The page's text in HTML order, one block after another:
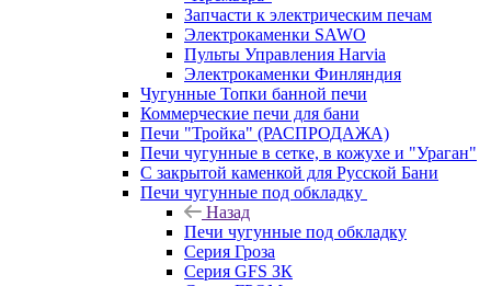
Запчасти к электрическим печам
Электрокаменки SAWO
Пульты Управления Harvia
Электрокаменки Финляндия
Чугунные Топки банной печи
Коммерческие печи для бани
Печи "Тройка" (РАСПРОДАЖА)
Печи чугунные в сетке, в кожухе и "Ураган"
С закрытой каменкой для Русской Бани
Печи чугунные под обкладку
Назад
Печи чугунные под обкладку
Серия Гроза
Серия GFS ЗК